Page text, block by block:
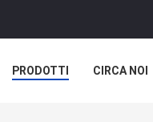
PRODOTTI CIRCA NOI